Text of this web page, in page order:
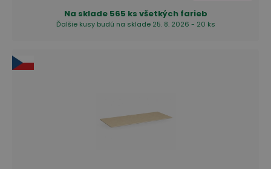
Na sklade 565 ks všetkých farieb
Ďalšie kusy budú na sklade 25. 8. 2026 - 20 ks